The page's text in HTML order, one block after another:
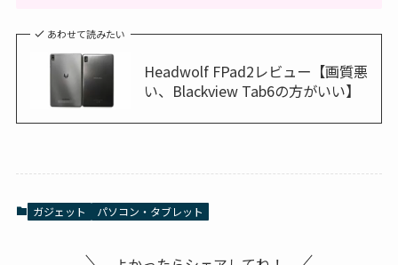
あわせて読みたい
Headwolf FPad2レビュー【画質悪
い、Blackview Tab6の方がいい】
ガジェット パソコン・タブレット